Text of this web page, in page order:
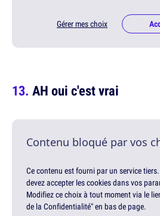
Gérer mes choix
AH oui c'est vrai
Contenu bloqué par vos
Ce contenu est fourni par un service
devez accepter les cookies dans vos
Modifiez ce choix à tout moment via le
de la Confidentialité" en bas de page.